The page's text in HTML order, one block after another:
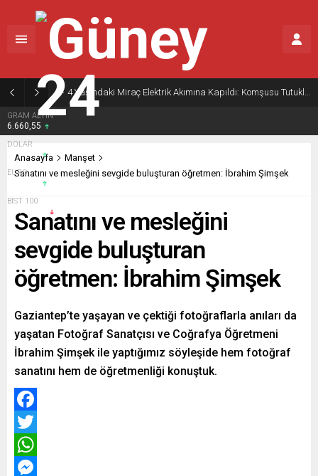
4 Yaşındaki Miraç Elektrik Akımına Kapıldı: Komşusu Tutuklandı
GRAM ALTIN
6.660,55
DOLAR
47,7111
EURO
BIST 100
13.779,39
Anasayfa
Manşet
Sanatını ve mesleğini sevgide buluşturan öğretmen: İbrahim Şimşek
Sanatını ve mesleğini
sevgide buluşturan
öğretmen: İbrahim Şimşek
Gaziantep’te yaşayan ve çektiği fotoğraflarla anıları da
yaşatan Fotoğraf Sanatçısı ve Coğrafya Öğretmeni
İbrahim Şimşek ile yaptığımız söyleşide hem fotoğraf
sanatını hem de öğretmenliği konuştuk.
Facebook
Twitter
WhatsApp